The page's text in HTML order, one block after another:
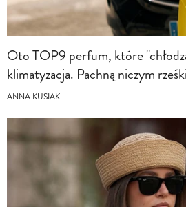
Oto TOP9 perfum, które
klimatyzacja. Pachną niczym
ANNA KUSIAK